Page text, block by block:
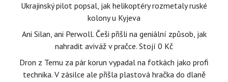
Ukrajinský pilot popsal, jak helikoptéry rozmetaly ruské
kolony u Kyjeva
Ani Silan, ani Perwoll. Češi přišli na geniální způsob, jak
nahradit aviváž v pračce. Stojí 0 Kč
Dron z Temu za pár korun vypadal na fotkách jako profi
technika. V zásilce ale přišla plastová hračka do dlaně